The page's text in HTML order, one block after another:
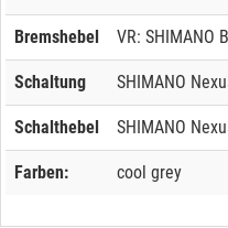
Bremshebel VR: SHIMANO
Schaltung SHIMANO
Schalthebel SHIMANO
Farben: cool grey